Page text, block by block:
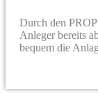
Durch den
Anleger bereits
bequem die